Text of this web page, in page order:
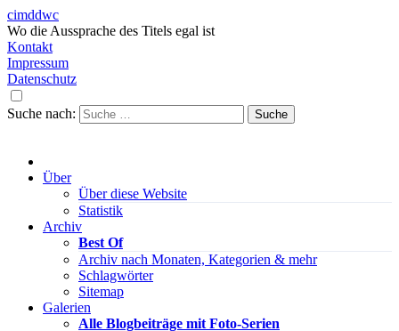
cimddwc
Wo die Aussprache des Titels egal ist
Kontakt
Impressum
Datenschutz
Suche nach:
Über
Über diese Website
Statistik
Archiv
Best Of
Archiv nach Monaten, Kategorien & mehr
Schlagwörter
Sitemap
Galerien
Alle Blogbeiträge mit Foto-Serien